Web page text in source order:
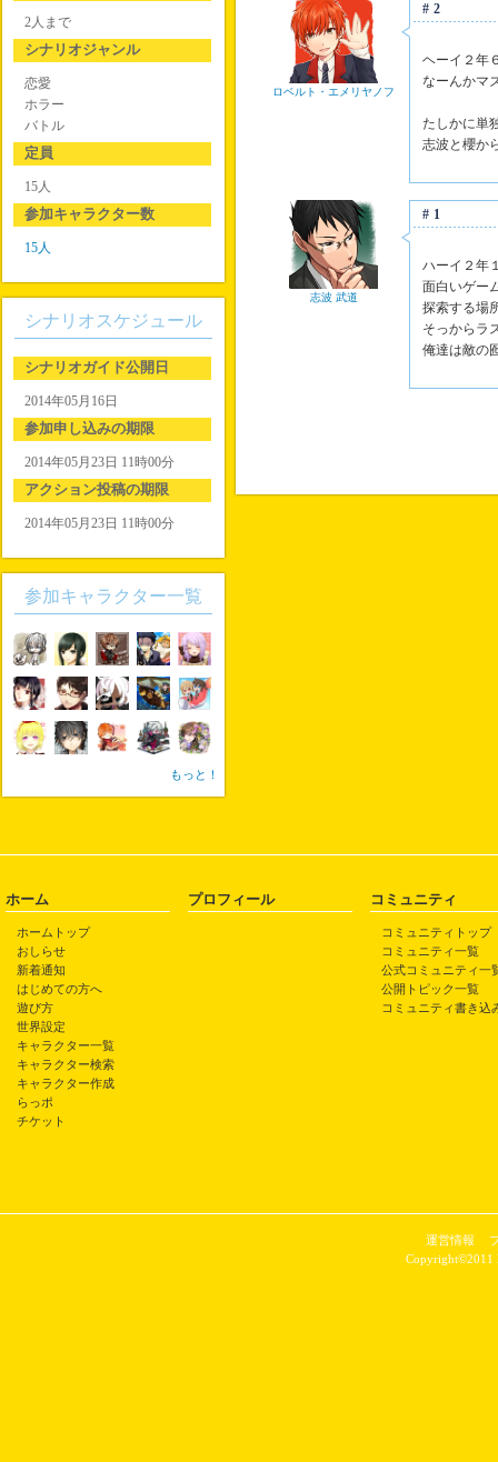
ロベルト・エメリヤノフ
#2
ヘーイ２年
なーんかマ
たしかに単
志波と櫻か
志波 武道
#1
ハーイ２年
面白いゲー
探索する場
そっからラ
俺達は敵の
2人まで
シナリオジャンル
恋愛
ホラー
バトル
定員
15人
参加キャラクター数
15人
シナリオスケジュール
シナリオガイド公開日
2014年05月16日
参加申し込みの期限
2014年05月23日 11時00分
アクション投稿の期限
2014年05月23日 11時00分
参加キャラクター一覧
もっと！
ホーム
ホームトップ
おしらせ
新着通知
はじめての方へ
遊び方
世界設定
キャラクター一覧
キャラクター検索
キャラクター作成
らっポ
チケット
プロフィール コミュニティ
コミュニティトップ
コミュニティ一覧
公式コミュニティ一
公開トピック一覧
コミュニティ書き込
運営情報
Copyright©2011